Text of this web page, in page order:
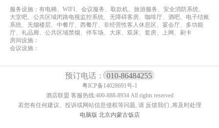
服务设施：有电梯、WIFI、会议服务、取款机、旅游服务、安全消防系统、
大堂吧、公共区域闭路电视监控系统、无障碍客房、咖啡厅、酒吧、电子结账
系统、无烟楼层、中餐厅、西餐厅、非经营性客人休息区、宴会厅、多功能
厅、礼品廊、公共区域禁烟、停车场、大床、双床、套房、上网、刷卡
房间设施：
会议设施：
预订电话： 010-86484255
粤ICP备14028691号-1
酒店联盟 客服热线:400-888-8934 All rights reserved
若您有任何建议、投诉或网站信息侵权等问题, 请 反馈我们 ,将及时处理
电脑版 北京内蒙古饭店